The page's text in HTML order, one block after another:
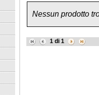
1di 1
Nessun prodotto